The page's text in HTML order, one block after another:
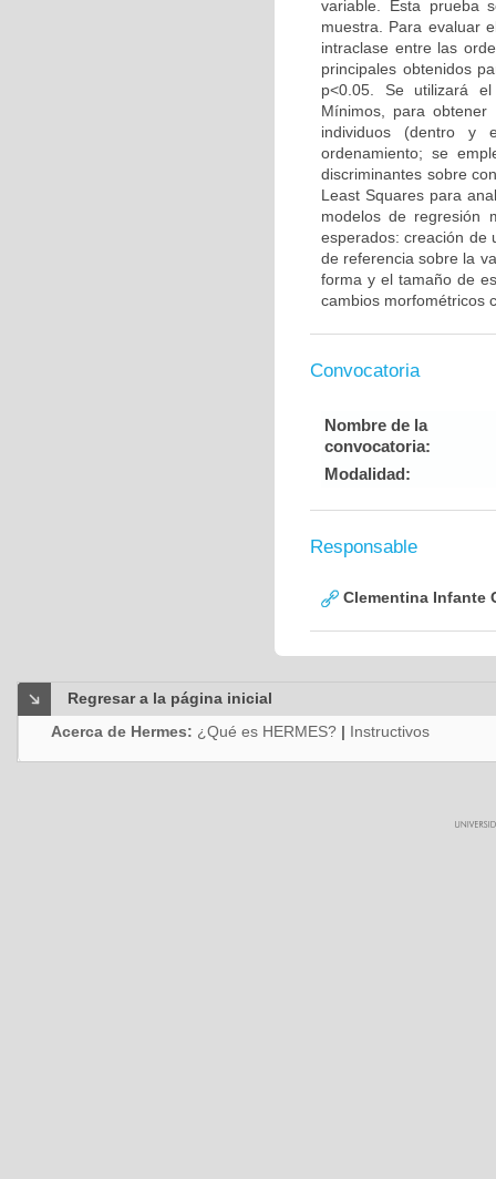
variable. Esta prueba
muestra. Para evaluar
intraclase entre las
principales obtenidos
p<0.05. Se utilizará
Mínimos, para
individuos (dentro y
ordenamiento; se
discriminantes sobre
Least Squares para
modelos de regresión
esperados: creación de
de referencia sobre la
forma y el tamaño de
cambios morfométricos
Convocatoria
Nombre de la
convocatoria:
Modalidad:
Responsable
Clementina Infante
Regresar a la página inicial
Acerca de Hermes: ¿Qué es HERMES? | Instructivos